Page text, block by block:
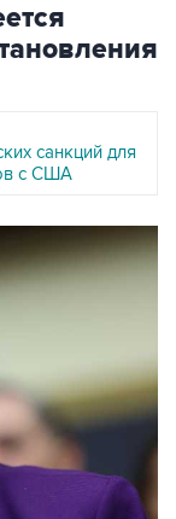
санкций для
с США